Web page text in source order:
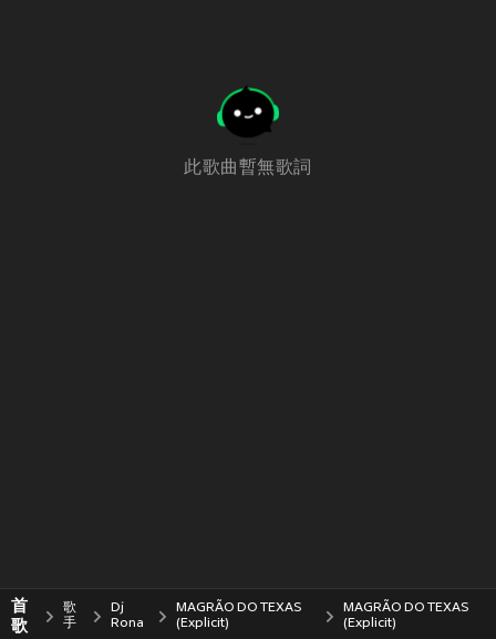
此歌曲暫無歌詞
首
歌
歌
手
Dj
Rona
MAGRÃO DO TEXAS
(Explicit)
MAGRÃO DO TEXAS
(Explicit)